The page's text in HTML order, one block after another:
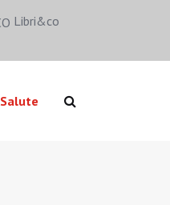
Libri&co
Salute